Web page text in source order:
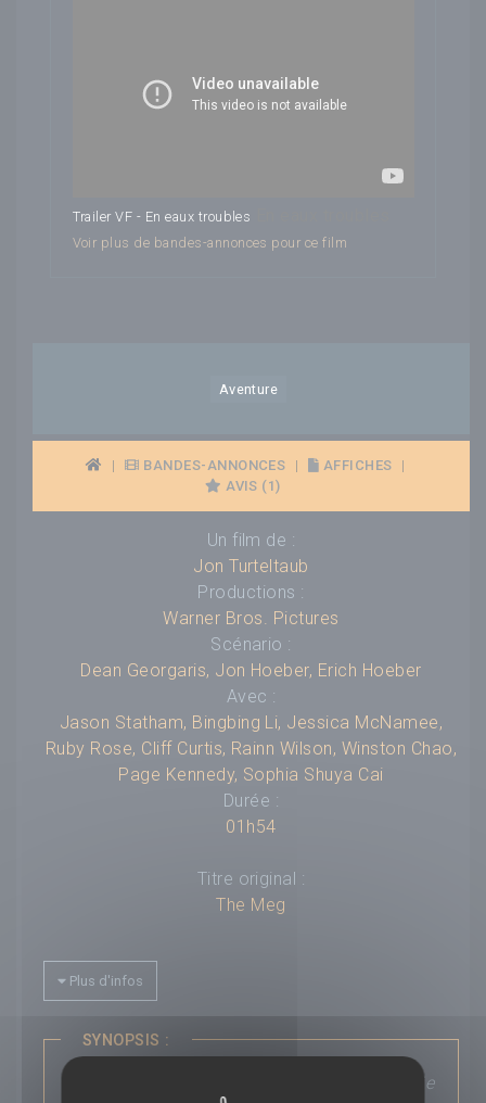
Trailer VF - En eaux troubles
Voir plus de bandes-annonces pour ce film
Aventure
| BANDES-ANNONCES | AFFICHES
|
AVIS (1)
Un film de :
Jon Turteltaub
Productions :
Warner Bros. Pictures
Scénario :
Dean Georgaris, Jon Hoeber, Erich Hoeber
Avec :
Jason Statham, Bingbing Li, Jessica McNamee,
Ruby Rose, Cliff Curtis, Rainn Wilson, Winston Chao,
Page Kennedy, Sophia Shuya Cai
Durée :
01h54
Titre original :
The Meg
Classification :---
Pays :---
Plus d'infos
SYNOPSIS :
Un sous-marin des hauts fonds faisant partie